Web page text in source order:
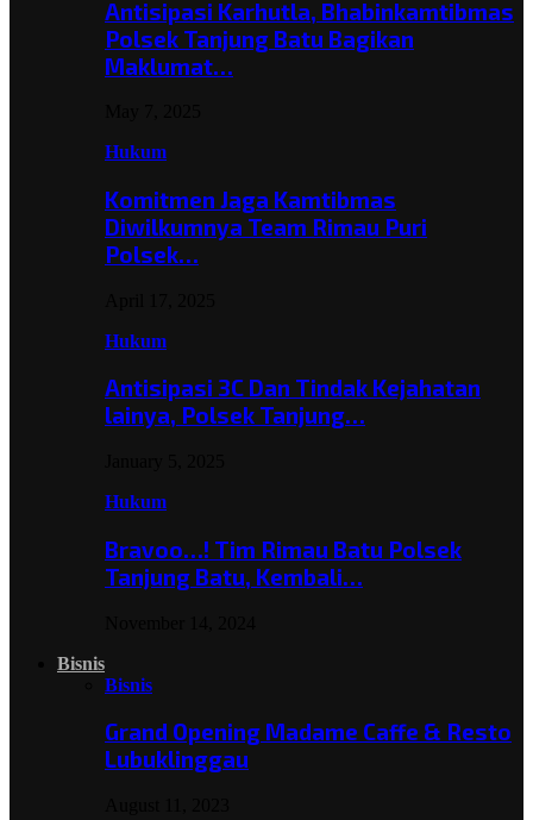
Antisipasi Karhutla, Bhabinkamtibmas
Polsek Tanjung Batu Bagikan
Maklumat…
Hukum
Komitmen Jaga Kamtibmas
Diwilkumnya Team Rimau Puri
Polsek…
Hukum
Antisipasi 3C Dan Tindak Kejahatan
lainya, Polsek Tanjung…
Hukum
Bravoo…! Tim Rimau Batu Polsek
Tanjung Batu, Kembali…
Bisnis
Bisnis
Grand Opening Madame Caffe & Resto
Lubuklinggau